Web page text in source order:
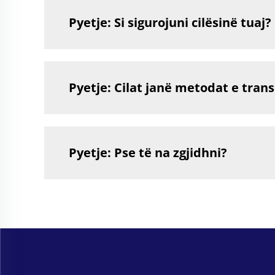
Pyetje: Si sigurojuni cilësinë tuaj?
Pyetje: Cilat janë metodat e
Pyetje: Pse të na zgjidhni?